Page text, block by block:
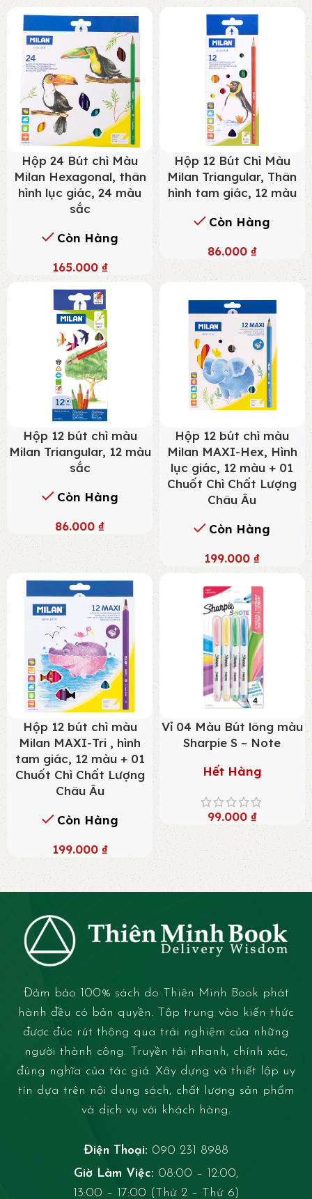
Hộp 24 Bút chì Màu
Milan Hexagonal, thân
hình lục giác, 24 màu
sắc
Còn Hàng
165.000 ₫
Hộp 12 Bút Chì Màu
Milan Triangular, Thân
hình tam giác, 12 màu
Còn Hàng
86.000 ₫
Hộp 12 bút chì màu
Milan Triangular, 12 màu
sắc
Còn Hàng
86.000 ₫
Hộp 12 bút chì màu
Milan MAXI-Hex, Hình
lục giác, 12 màu + 01
Chuốt Chì Chất Lượng
Châu Âu
Còn Hàng
199.000₫
Hộp 12 bút chì màu
Milan MAXI-Tri , hình
tam giác, 12 màu + 01
Chuốt Chì Chất Lượng
Châu Âu
Còn Hàng
199.000 ₫
Vỉ 04 Màu Bút lông màu
Sharpie S – Note
Hết Hàng
99.000 ₫
Đảm bảo 100% sách do Thiên Minh Book phát
hành đều có bản quyền. Tập trung vào kiến thức
được đúc rút thông qua trải nghiệm của những
người thành công. Truyền tải nhanh, chính xác,
đúng nghĩa của tác giả. Xây dựng và thiết lập uy
tín dựa trên nội dung sách, chất lượng sản phẩm
và dịch vụ với khách hàng.
Điện Thoại: 090 231 8988
Giờ Làm Việc: 08:00 – 12:00,
13:00 – 17:00 (Thứ 2 – Thứ 6)